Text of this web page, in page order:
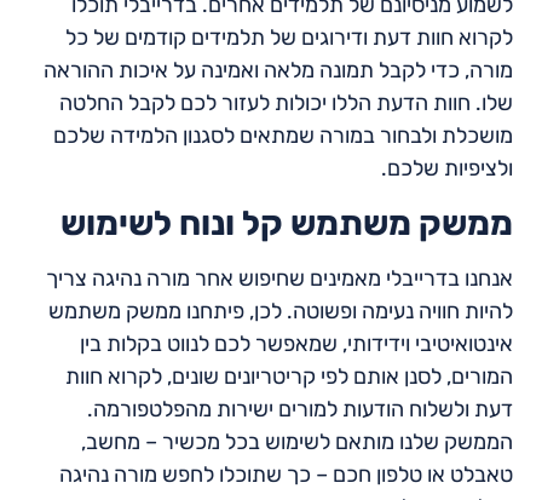
לקרוא חוות דעת ודירוגים של תלמידים קודמים של כל
מורה, כדי לקבל תמונה מלאה ואמינה על איכות ההוראה
שלו. חוות הדעת הללו יכולות לעזור לכם לקבל החלטה
מושכלת ולבחור במורה שמתאים לסגנון הלמידה שלכם
ולציפיות שלכם.
ממשק משתמש קל ונוח לשימוש
אנחנו בדרייבלי מאמינים שחיפוש אחר מורה נהיגה צריך
להיות חוויה נעימה ופשוטה. לכן, פיתחנו ממשק משתמש
אינטואיטיבי וידידותי, שמאפשר לכם לנווט בקלות בין
המורים, לסנן אותם לפי קריטריונים שונים, לקרוא חוות
דעת ולשלוח הודעות למורים ישירות מהפלטפורמה.
הממשק שלנו מותאם לשימוש בכל מכשיר – מחשב,
טאבלט או טלפון חכם – כך שתוכלו לחפש מורה נהיגה